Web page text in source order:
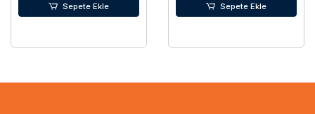
Sepete Ekle Sepete Ekle